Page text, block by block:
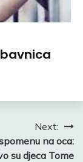
Next:
na oca:
su djeca Tome